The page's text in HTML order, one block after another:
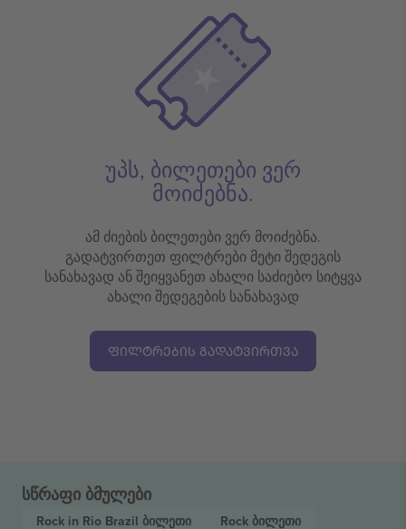
უპს, ბილეთები ვერ
მოიძებნა.
ამ ძიების ბილეთები ვერ მოიძებნა.
გადატვირთეთ ფილტრები მეტი შედეგის
სანახავად ან შეიყვანეთ ახალი საძიებო სიტყვა
ახალი შედეგების სანახავად
ᲤᲘᲚᲢᲠᲔᲑᲘᲡ ᲒᲐᲓᲐᲢᲕᲘᲠᲗᲕᲐ
სწრაფი ბმულები
Rock in Rio Brazil ბილეთი Rock ბილეთი